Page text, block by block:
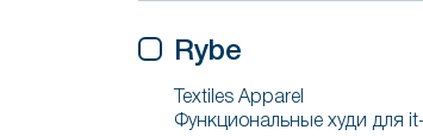
Rybe
Textiles Apparel
Функциональные худи для